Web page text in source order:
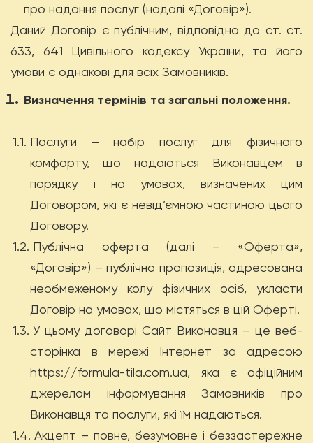
про надання послуг (надалі «Договір»).
Даний Договір є публічним, відповідно до ст. ст.
633, 641 Цивільного кодексу України, та його
умови є однакові для всіх Замовників.
Визначення термінів та загальні положення.
1.1. Послуги – набір послуг для фізичного
комфорту, що надаються Виконавцем в
порядку і на умовах, визначених цим
Договором, які є невід’ємною частиною цього
Договору.
1.2. Публічна оферта (далі – «Оферта»,
«Договір») – публічна пропозиція, адресована
необмеженому колу фізичних осіб, укласти
Договір на умовах, що містяться в цій Оферті.
1.3. У цьому договорі Cайт Виконавця – це веб-
сторінка в мережі Інтернет за адресою
https://formula-tila.com.ua, яка є офіційним
джерелом інформування Замовників про
Виконавця та послуги, які їм надаються.
1.4. Акцепт – повне, безумовне і беззастережне